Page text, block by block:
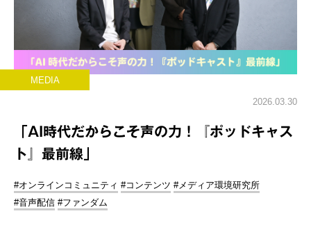
MEDIA
2026.03.30
「AI時代だからこそ声の力！『ポッドキャス
ト』最前線」
#オンラインコミュニティ #コンテンツ #メディア環境研究所
#音声配信 #ファンダム